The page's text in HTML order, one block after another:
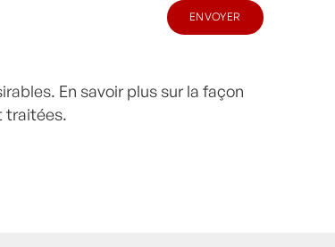
En savoir plus sur la façon
traitées.